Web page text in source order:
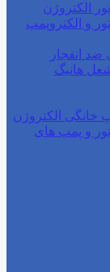
الکتروژن
و الکتروپمپ
انفجار
هانیگ
خانگی الکتروژن
و پمپ های